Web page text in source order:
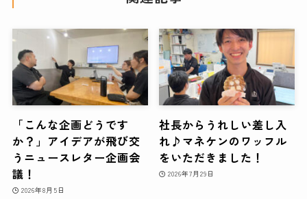
「こんな企画どうです
か？」アイデアが飛び交
うニュースレター企画会
議！
2026年8月5日
社長からうれしい差し入
れ♪マネケンのワッフル
をいただきました！
2026年7月29日